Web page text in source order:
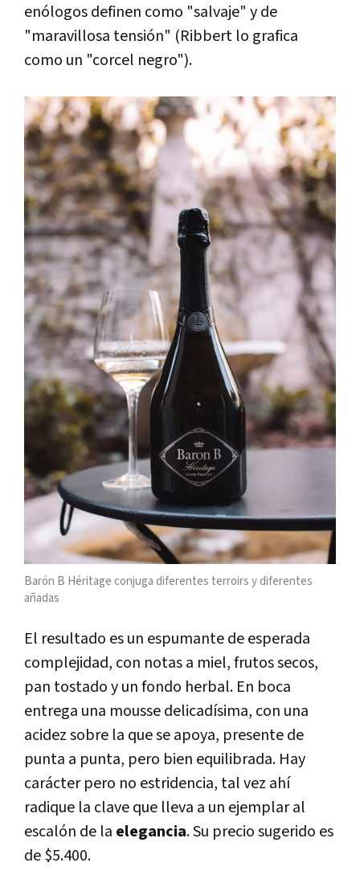
enólogos definen como "salvaje" y de
"maravillosa tensión" (Ribbert lo grafica
como un "corcel negro").
Barón B Héritage conjuga diferentes terroirs y diferentes
añadas
El resultado es un espumante de esperada
complejidad, con notas a miel, frutos secos,
pan tostado y un fondo herbal. En boca
entrega una mousse delicadísima, con una
acidez sobre la que se apoya, presente de
punta a punta, pero bien equilibrada. Hay
carácter pero no estridencia, tal vez ahí
radique la clave que lleva a un ejemplar al
escalón de la elegancia. Su precio sugerido es
de $5.400.